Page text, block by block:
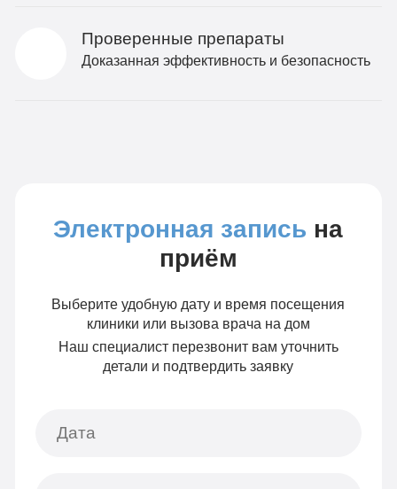
Проверенные препараты
Доказанная эффективность и безопасность
Электронная запись на
приём
Выберите удобную дату и время посещения
клиники или вызова врача на дом
Наш специалист перезвонит вам уточнить
детали и подтвердить заявку